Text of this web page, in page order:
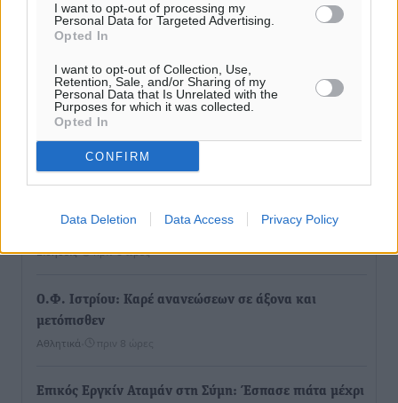
I want to opt-out of processing my
Personal Data for Targeted Advertising.
Opted In
I want to opt-out of Collection, Use,
Retention, Sale, and/or Sharing of my
Personal Data that Is Unrelated with the
Purposes for which it was collected.
Opted In
CONFIRM
Data Deletion Data Access Privacy Policy
Ροή ειδήσεων
Ειδήσεις• πριν 8 ώρες
Ο.Φ. Ιστρίου: Καρέ ανανεώσεων σε άξονα και
μετόπισθεν
Αθλητικά πριν 8 ώρες
Επικός Εργκίν Αταμάν στη Σύμη: Έσπασε πιάτα μέχρι